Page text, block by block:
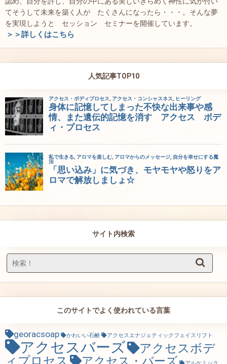
てそうして未来を築く人が たくさんになったら・・・。そんな夢
を実現しようと セッション セミナーを開催しています。
＞＞詳しくはこちら
人気記事TOP10
サイト内検索
このサイトでよく使われている言葉
georacsoap かわいい石鹸 アクセスエナジェティックフェイスリフト
アクセスバーズ
アクセスボデ
ィプロセス